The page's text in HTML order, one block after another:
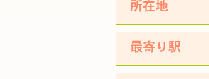
所在地
最寄り駅